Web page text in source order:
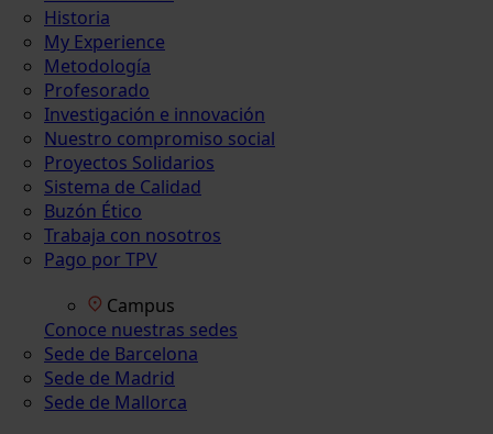
Historia
My Experience
Metodología
Profesorado
Investigación e innovación
Nuestro compromiso social
Proyectos Solidarios
Sistema de Calidad
Buzón Ético
Trabaja con nosotros
Pago por TPV
Campus
Conoce nuestras sedes
Sede de Barcelona
Sede de Madrid
Sede de Mallorca